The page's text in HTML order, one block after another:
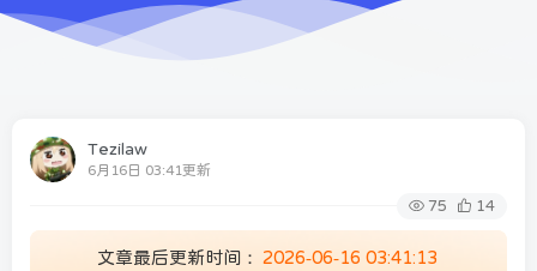
Tezilaw
6月16日 03:41更新
75 14
文章最后更新时间： 2026-06-16 03:41:13